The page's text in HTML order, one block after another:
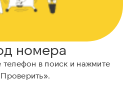
номера
телефон в поиск и нажмите